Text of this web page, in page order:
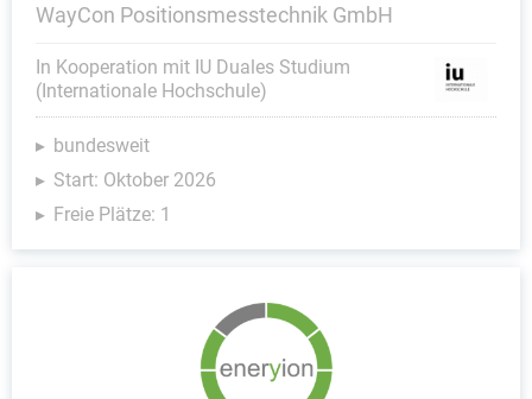
WayCon Positionsmesstechnik GmbH
In Kooperation mit IU Duales Studium
(Internationale Hochschule)
bundesweit
Start: Oktober 2026
Freie Plätze: 1